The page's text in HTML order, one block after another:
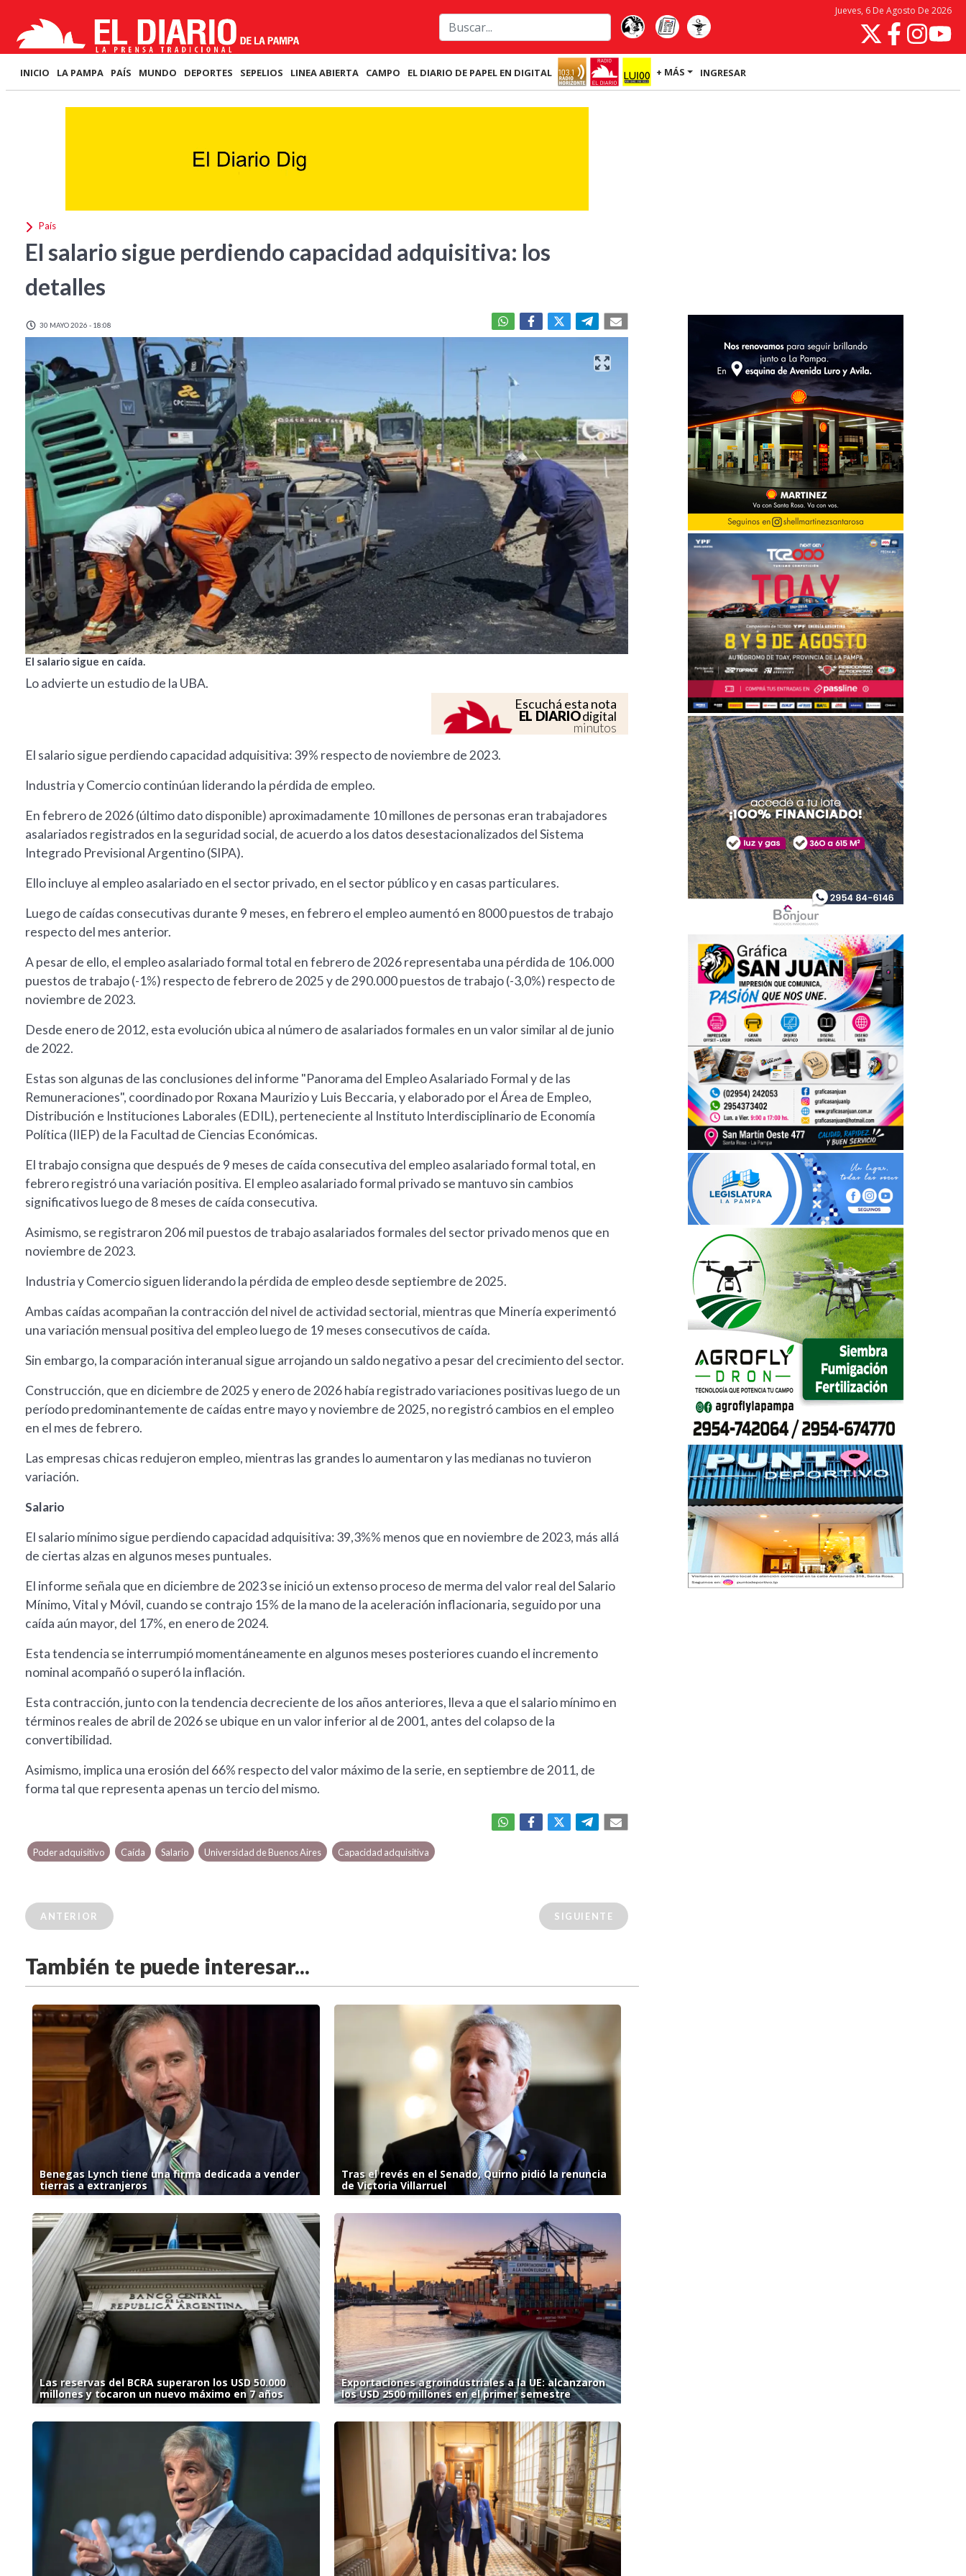
Jueves, 6 De Agosto De 2026
INICIO LA PAMPA PAÍS MUNDO DEPORTES SEPELIOS LINEA ABIERTA CAMPO EL DIARIO DE PAPEL EN DIGITAL + MÁS INGRESAR
País
El salario sigue perdiendo capacidad adquisitiva: los
detalles
30 MAYO 2026 - 18:08
El salario sigue en caída.
Lo advierte un estudio de la UBA.
Escuchá esta nota
EL DIARIOdigital
minutos
El salario sigue perdiendo capacidad adquisitiva: 39% respecto de noviembre de 2023.
Industria y Comercio continúan liderando la pérdida de empleo.
En febrero de 2026 (último dato disponible) aproximadamente 10 millones de personas eran trabajadores
asalariados registrados en la seguridad social, de acuerdo a los datos desestacionalizados del Sistema
Integrado Previsional Argentino (SIPA).
Ello incluye al empleo asalariado en el sector privado, en el sector público y en casas particulares.
Luego de caídas consecutivas durante 9 meses, en febrero el empleo aumentó en 8000 puestos de trabajo
respecto del mes anterior.
A pesar de ello, el empleo asalariado formal total en febrero de 2026 representaba una pérdida de 106.000
puestos de trabajo (-1%) respecto de febrero de 2025 y de 290.000 puestos de trabajo (-3,0%) respecto de
noviembre de 2023.
Desde enero de 2012, esta evolución ubica al número de asalariados formales en un valor similar al de junio
de 2022.
Estas son algunas de las conclusiones del informe "Panorama del Empleo Asalariado Formal y de las
Remuneraciones", coordinado por Roxana Maurizio y Luis Beccaria, y elaborado por el Área de Empleo,
Distribución e Instituciones Laborales (EDIL), perteneciente al Instituto Interdisciplinario de Economía
Política (IIEP) de la Facultad de Ciencias Económicas.
El trabajo consigna que después de 9 meses de caída consecutiva del empleo asalariado formal total, en
febrero registró una variación positiva. El empleo asalariado formal privado se mantuvo sin cambios
significativos luego de 8 meses de caída consecutiva.
Asimismo, se registraron 206 mil puestos de trabajo asalariados formales del sector privado menos que en
noviembre de 2023.
Industria y Comercio siguen liderando la pérdida de empleo desde septiembre de 2025.
Ambas caídas acompañan la contracción del nivel de actividad sectorial, mientras que Minería experimentó
una variación mensual positiva del empleo luego de 19 meses consecutivos de caída.
Sin embargo, la comparación interanual sigue arrojando un saldo negativo a pesar del crecimiento del sector.
Construcción, que en diciembre de 2025 y enero de 2026 había registrado variaciones positivas luego de un
período predominantemente de caídas entre mayo y noviembre de 2025, no registró cambios en el empleo
en el mes de febrero.
Las empresas chicas redujeron empleo, mientras las grandes lo aumentaron y las medianas no tuvieron
variación.
Salario
El salario mínimo sigue perdiendo capacidad adquisitiva: 39,3%% menos que en noviembre de 2023, más allá
de ciertas alzas en algunos meses puntuales.
El informe señala que en diciembre de 2023 se inició un extenso proceso de merma del valor real del Salario
Mínimo, Vital y Móvil, cuando se contrajo 15% de la mano de la aceleración inflacionaria, seguido por una
caída aún mayor, del 17%, en enero de 2024.
Esta tendencia se interrumpió momentáneamente en algunos meses posteriores cuando el incremento
nominal acompañó o superó la inflación.
Esta contracción, junto con la tendencia decreciente de los años anteriores, lleva a que el salario mínimo en
términos reales de abril de 2026 se ubique en un valor inferior al de 2001, antes del colapso de la
convertibilidad.
Asimismo, implica una erosión del 66% respecto del valor máximo de la serie, en septiembre de 2011, de
forma tal que representa apenas un tercio del mismo.
Poder adquisitivo Caída Salario Universidad de Buenos Aires Capacidad adquisitiva
ANTERIOR SIGUIENTE
También te puede interesar...
Benegas Lynch tiene una firma dedicada a vender
tierras a extranjeros
Tras el revés en el Senado, Quirno pidió la renuncia
de Victoria Villarruel
Las reservas del BCRA superaron los USD 50.000
millones y tocaron un nuevo máximo en 7 años
Exportaciones agroindustriales a la UE: alcanzaron
los USD 2500 millones en el primer semestre